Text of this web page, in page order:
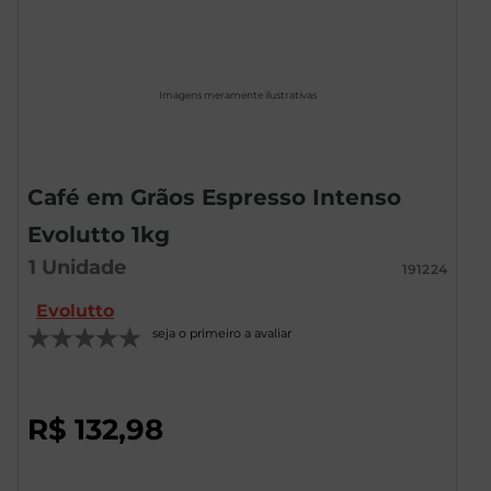
Imagens meramente ilustrativas
Café em Grãos Espresso Intenso
Evolutto 1kg
1 Unidade 191224
Evolutto
seja o primeiro a avaliar
R$ 132,98